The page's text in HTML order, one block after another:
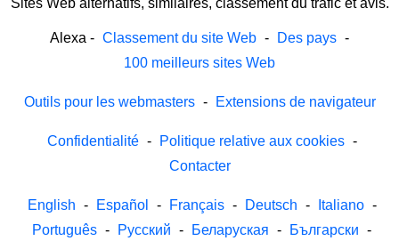
Sites Web alternatifs, similaires, classement du trafic et avis.
Alexa - Classement du site Web - Des pays -
100 meilleurs sites Web
Outils pour les webmasters - Extensions de navigateur
Confidentialité - Politique relative aux cookies -
Contacter
English - Español - Français - Deutsch - Italiano -
Português - Русский - Беларуская - Български -